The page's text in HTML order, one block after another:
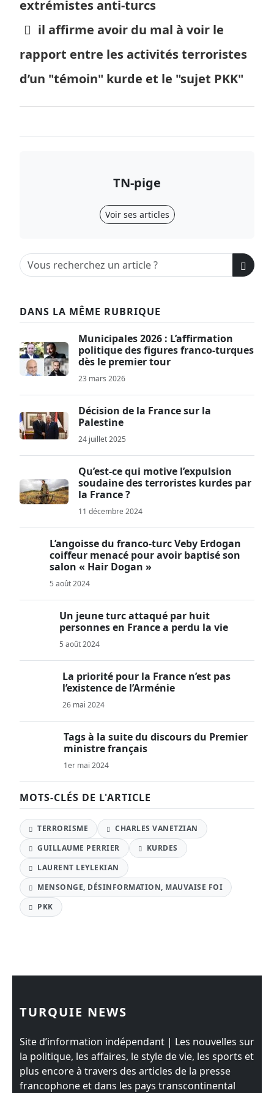
extrémistes anti-turcs
il affirme avoir du mal à voir le
rapport entre les activités terroristes
d’un "témoin" kurde et le "sujet PKK"
TN-pige
Voir ses articles
DANS LA MÊME RUBRIQUE
Municipales 2026 : L’affirmation
politique des figures franco-turques
dès le premier tour
23 mars 2026
Décision de la France sur la
Palestine
24 juillet 2025
Qu’est-ce qui motive l’expulsion
soudaine des terroristes kurdes par
la France ?
11 décembre 2024
L’angoisse du franco-turc Veby Erdogan
coiffeur menacé pour avoir baptisé son
salon « Hair Dogan »
5 août 2024
Un jeune turc attaqué par huit
personnes en France a perdu la vie
5 août 2024
La priorité pour la France n’est pas
l’existence de l’Arménie
26 mai 2024
Tags à la suite du discours du Premier
ministre français
1er mai 2024
MOTS-CLÉS DE L'ARTICLE
TERRORISME
CHARLES VANETZIAN
GUILLAUME PERRIER
KURDES
LAURENT LEYLEKIAN
MENSONGE, DÉSINFORMATION, MAUVAISE FOI
PKK
TURQUIE NEWS
Site d’information indépendant | Les nouvelles sur
la politique, les affaires, le style de vie, les sports et
plus encore à travers des articles de la presse
francophone et dans les pays transcontinental